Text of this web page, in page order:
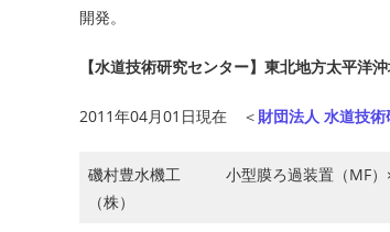
開発。
【水道技術研究センター】東北地方太平
2011年04月01日現在 ＜ 財団法人 水道技
磯村豊水機工
（株）
小型膜ろ過装置（MF